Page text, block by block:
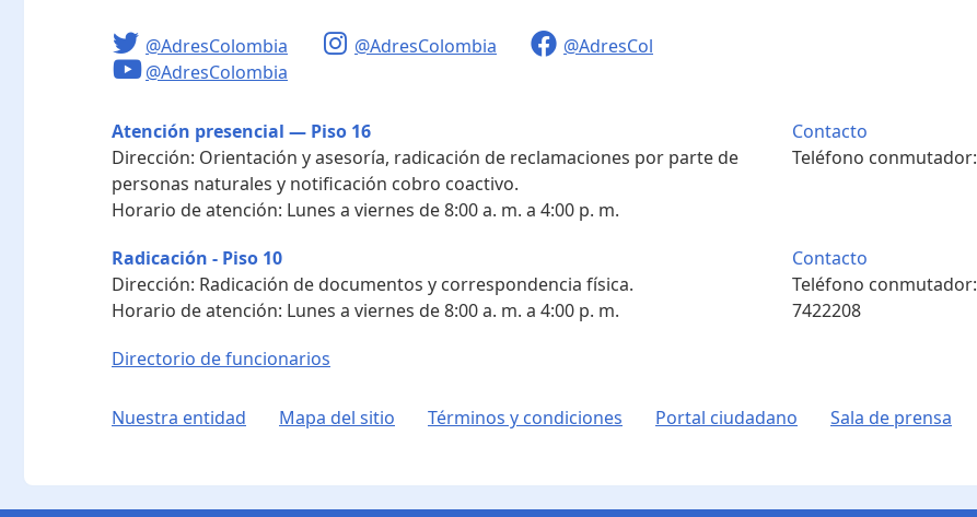
@AdresColombia @AdresColombia
@AdresCol
@AdresColombia
Atención presencial — Piso 16
Dirección: Orientación y asesoría, radicación de reclamaciones por parte de
personas naturales y notificación cobro coactivo.
Horario de atención: Lunes a viernes de 8:00 a. m. a 4:00 p. m.
Contacto
Teléfono conmutador:
Radicación - Piso 10
Dirección: Radicación de documentos y correspondencia física.
Horario de atención: Lunes a viernes de 8:00 a. m. a 4:00 p. m.
Contacto
Teléfono conmutador:
7422208
Directorio de funcionarios
Nuestra entidad Mapa del sitio Términos y condiciones Portal ciudadano Sala de prensa